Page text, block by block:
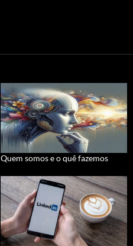
Quem somos e o quê fazemos